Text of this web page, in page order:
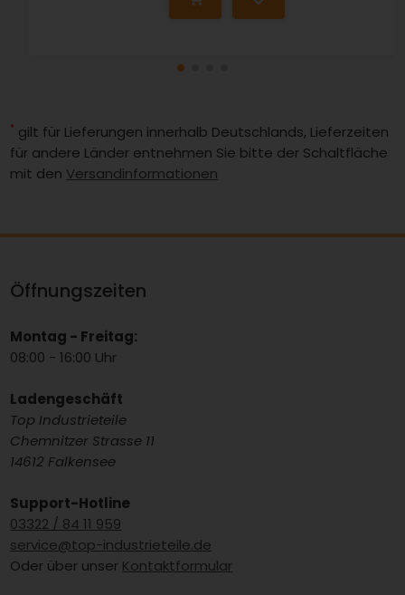
* gilt für Lieferungen innerhalb Deutschlands, Lieferzeiten
für andere Länder entnehmen Sie bitte der Schaltfläche
mit den Versandinformationen
Öffnungszeiten
Montag - Freitag:
08:00 - 16:00 Uhr
Ladengeschäft
Top Industrieteile
Chemnitzer Strasse 11
14612 Falkensee
Support-Hotline
03322 / 84 11 959
service@top-industrieteile.de
Oder über unser Kontaktformular